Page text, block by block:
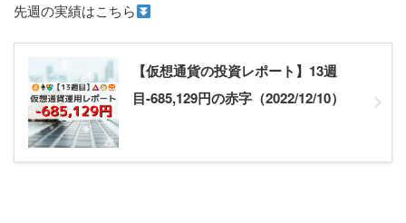
先週の実績はこちら
【仮想通貨の投資レポート】13週
目-685,129円の赤字（2022/12/10）